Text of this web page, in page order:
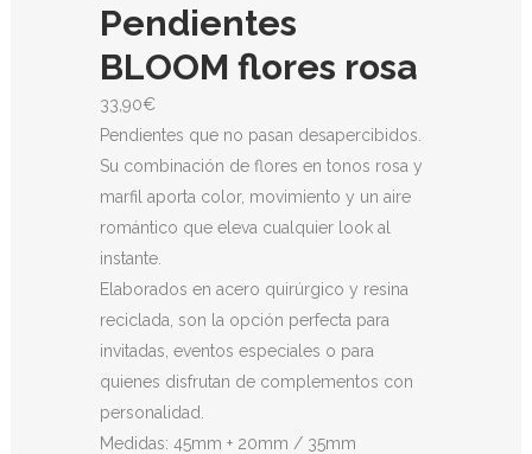
Pendientes
BLOOM flores rosa
33,90€
Pendientes que no pasan desapercibidos.
Su combinación de flores en tonos rosa y
marfil aporta color, movimiento y un aire
romántico que eleva cualquier look al
instante.
Elaborados en acero quirúrgico y resina
reciclada, son la opción perfecta para
invitadas, eventos especiales o para
quienes disfrutan de complementos con
personalidad.
Medidas: 45mm + 20mm / 35mm